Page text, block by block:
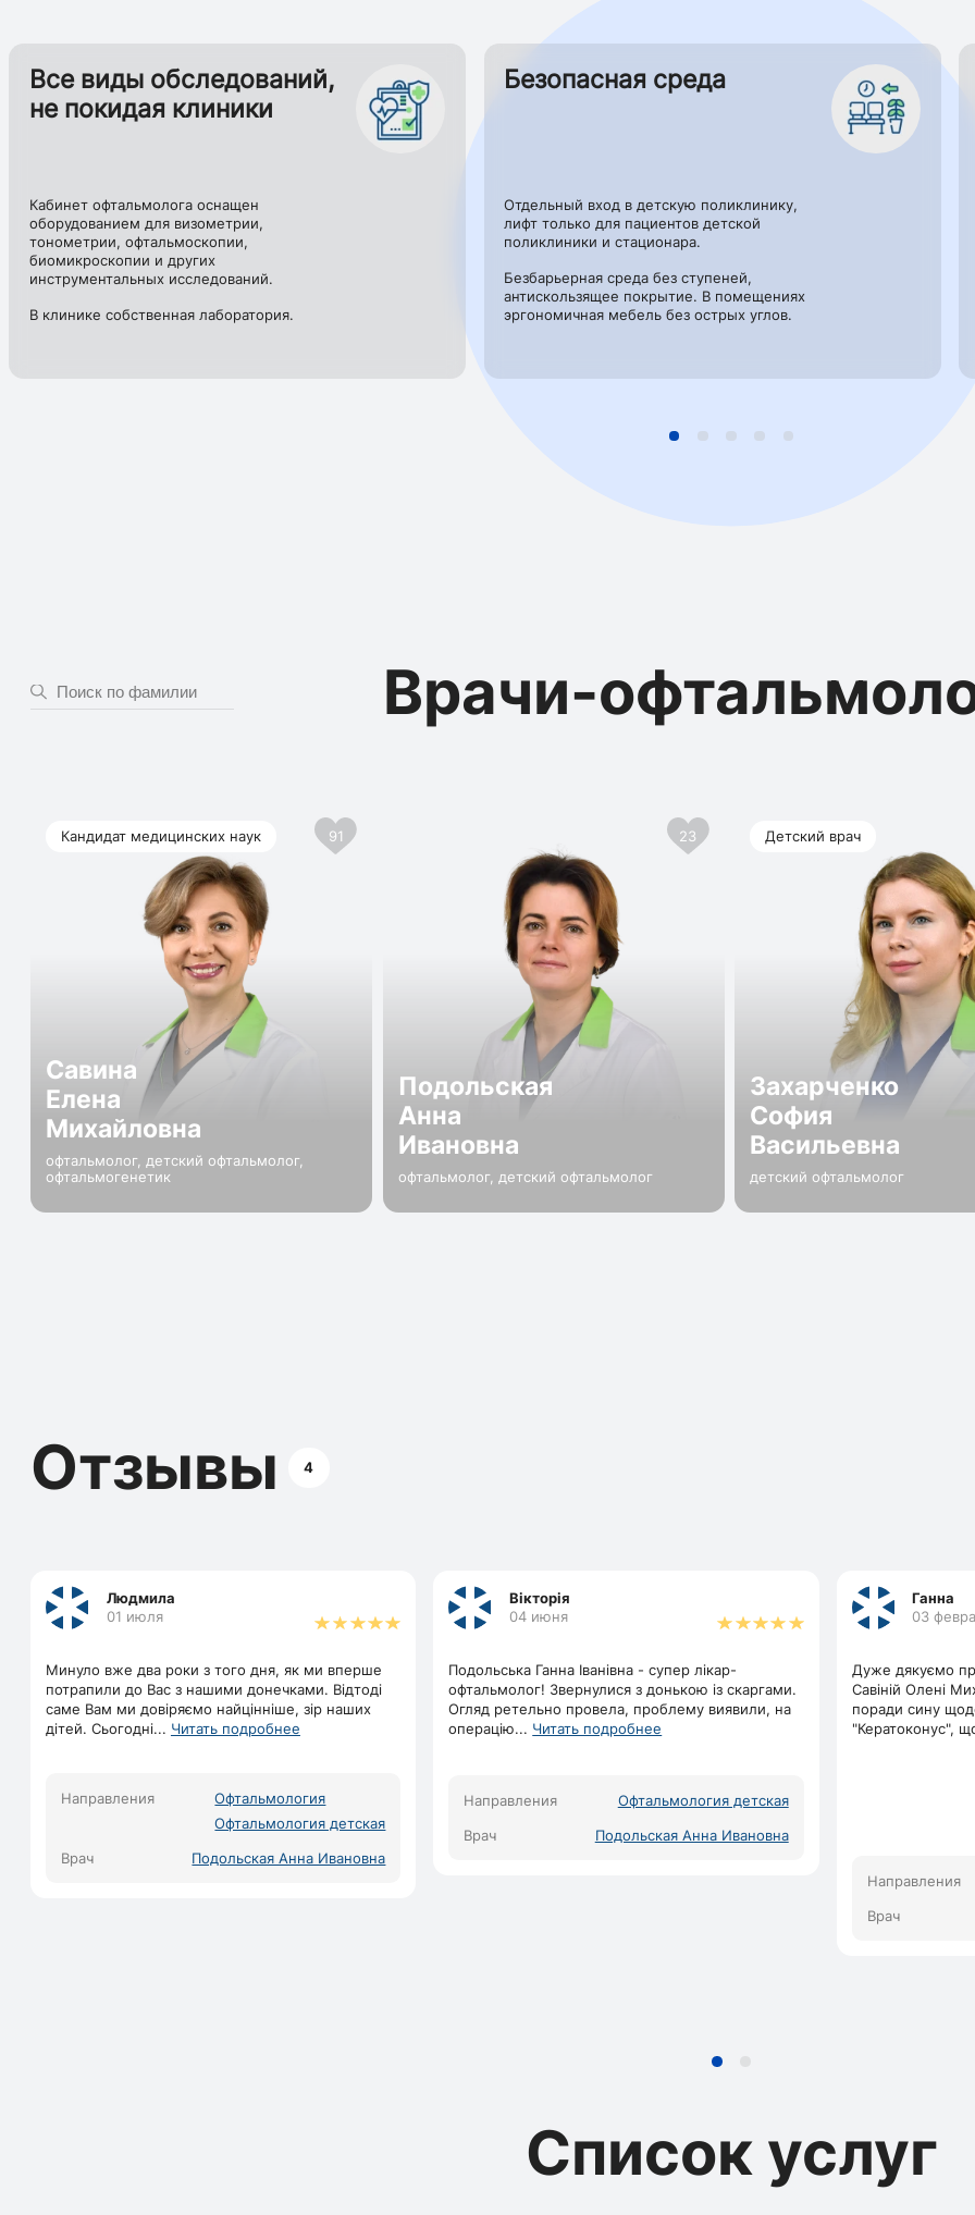
Все виды обследований,
не покидая клиники
Кабинет офтальмолога оснащен
оборудованием для визометрии,
тонометрии, офтальмоскопии,
биомикроскопии и других
инструментальных исследований.
В клинике собственная лаборатория.
Безопасная среда
Отдельный вход в детскую поликлинику,
лифт только для пациентов детской
поликлиники и стационара.
Безбарьерная среда без ступеней,
антискользящее покрытие. В помещениях
эргономичная мебель без острых углов.
Врачи-
Кандидат медицинских наук 91
Савина
Елена
Михайловна
офтальмолог, детский офтальмолог,
офтальмогенетик
23
Подольская
Анна
Ивановна
офтальмолог, детский офтальмолог
Детский врач
Захарченко
София
Васильевна
детский офтальмолог
Отзывы 4
Людмила
01 июля
Минуло вже два роки з того дня, як ми вперше
потрапили до Вас з нашими донечками. Відтоді
саме Вам ми довіряємо найцінніше, зір наших
дітей. Сьогодні... Читать подробнее
Направления
Офтальмология
Офтальмология детская
Врач
Подольская Анна Ивановна
Вікторія
04 июня
Подольська Ганна Іванівна - супер лікар-
офтальмолог! Звернулися з донькою із скаргами.
Огляд ретельно провела, проблему виявили, на
операцію... Читать подробнее
Направления
Офтальмология детская
Врач
Подольская Анна Ивановна
Ганна
03
Дуже дякуємо
Савіній Олені
поради сину
"Кератоконус",
Направления
Врач
Список услуг